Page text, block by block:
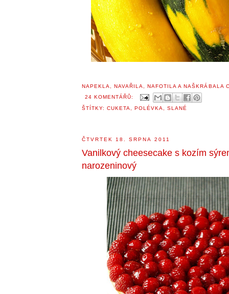
NAPEKLA, NAVAŘILA, NAFOTILA A NAŠKRÁBALA
24 KOMENTÁŘŮ:
ŠTÍTKY:CUKETA ,POLÉVKA ,SLANÉ
ČTVRTEK 18. SRPNA 2011
Vanilkový cheesecake s kozím
narozeninový